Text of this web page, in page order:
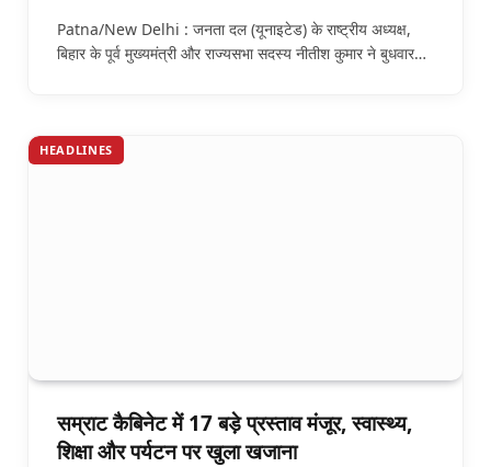
Patna/New Delhi : जनता दल (यूनाइटेड) के राष्ट्रीय अध्यक्ष,
बिहार के पूर्व मुख्यमंत्री और राज्यसभा सदस्य नीतीश कुमार ने बुधवार…
HEADLINES
सम्राट कैबिनेट में 17 बड़े प्रस्ताव मंजूर, स्वास्थ्य,
शिक्षा और पर्यटन पर खुला खजाना